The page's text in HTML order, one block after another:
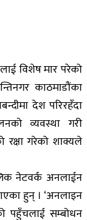
विशेष मार परेको
काठमाडौंका
देश परिरहँदा
व्यवस्था गरी
रक्षा गरेको शाक्यले
नेटवर्क अनलाईन
हुन् । ‘अनलाइन
पहुँचलाई सम्बोधन